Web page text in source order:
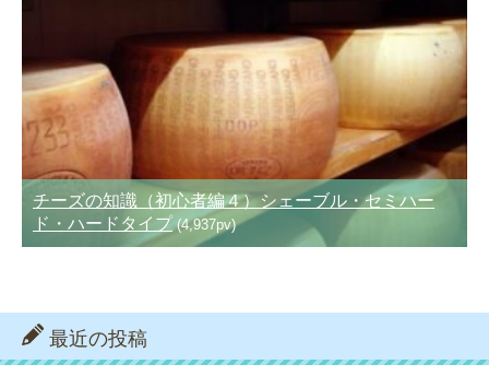
チーズの知識（初心者編４）シェーブル・セミハー
ド・ハードタイプ(4,937pv)
最近の投稿